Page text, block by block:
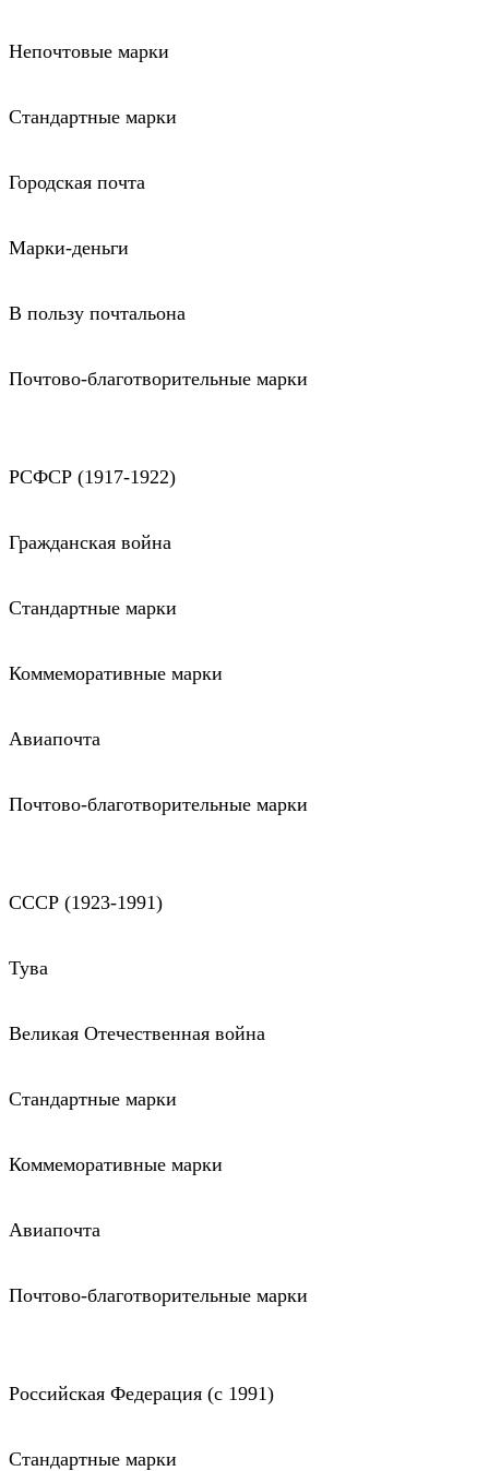
Непочтовые марки
Стандартные марки
Городская почта
Марки-деньги
В пользу почтальона
Почтово-благотворительные марки
РСФСР (1917-1922)
Гражданская война
Стандартные марки
Коммеморативные марки
Авиапочта
Почтово-благотворительные марки
СССР (1923-1991)
Тува
Великая Отечественная война
Стандартные марки
Коммеморативные марки
Авиапочта
Почтово-благотворительные марки
Российская Федерация (c 1991)
Стандартные марки